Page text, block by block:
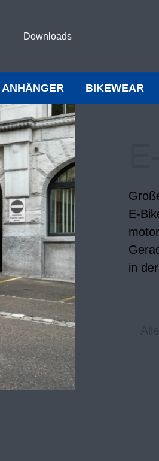
Downloads
ANHÄNGER BIKEWEAR
E-
in